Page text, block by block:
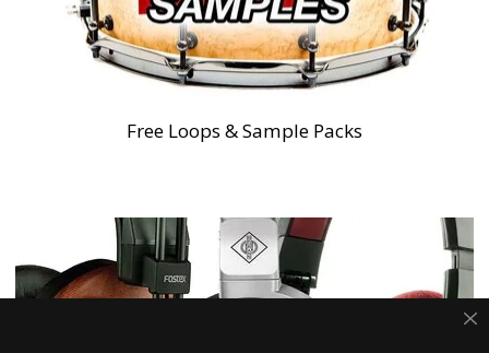
Free Loops & Sample Packs